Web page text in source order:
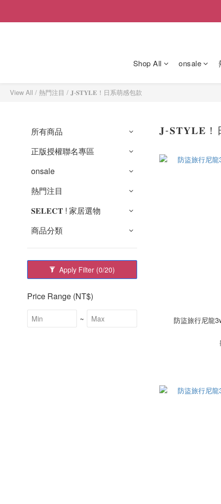
Shop All onsale
View All / 熱門注目 / 𝐉-𝐒𝐓𝐘𝐋𝐄！日系萌感包款
所有商品
正版授權聯名專區
onsale
熱門注目
𝐒𝐄𝐋𝐄𝐂𝐓 ! 家居選物
商品分類
Apply Filter (0/20)
Price Range (NT$)
~
𝐉-𝐒𝐓𝐘𝐋𝐄！
防盜旅行尼龍